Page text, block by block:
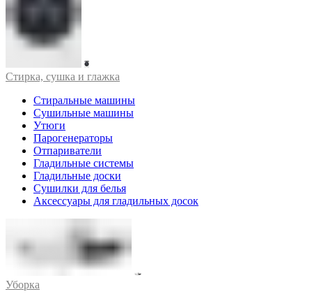
Стирка, сушка и глажка
Стиральные машины
Сушильные машины
Утюги
Парогенераторы
Отпариватели
Гладильные системы
Гладильные доски
Сушилки для белья
Аксессуары для гладильных досок
Уборка